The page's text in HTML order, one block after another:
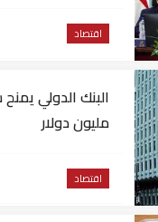
اقتصاد
مليون دولار
اقتصاد